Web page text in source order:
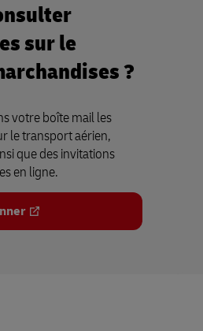
sur le
?
votre boîte mail les
le transport aérien,
que des invitations
en ligne.